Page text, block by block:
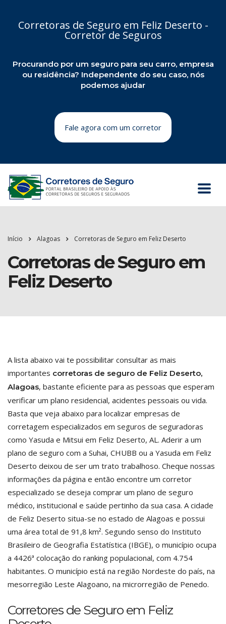
Corretoras de Seguro em Feliz Deserto -
Corretor de Seguros
Procurando por um seguro para seu carro, empresa
ou residência? Independente do seu caso, nós
podemos ajudar
Fale agora com um corretor
Início Alagoas Corretoras de Seguro em Feliz Deserto
Corretoras de Seguro em
Feliz Deserto
A lista abaixo vai te possibilitar consultar as mais
importantes corretoras de seguro de Feliz Deserto,
Alagoas, bastante eficiente para as pessoas que esperam
verificar um plano residencial, acidentes pessoais ou vida.
Basta que veja abaixo para localizar empresas de
corretagem especializados em seguros de seguradoras
como Yasuda e Mitsui em Feliz Deserto, AL. Aderir a um
plano de seguro com a Suhai, CHUBB ou a Yasuda em Feliz
Deserto deixou de ser um trato trabalhoso. Cheque nossas
informações da página e então encontre um corretor
especializado se deseja comprar um plano de seguro
médico, institucional e saúde pertinho da sua casa. A cidade
de Feliz Deserto situa-se no estado de Alagoas e possui
uma área total de 91,8 km². Segundo senso do Instituto
Brasileiro de Geografia Estatística (IBGE), o município ocupa
a 4426ª colocação do ranking populacional, com 4.754
habitantes. O município está na região Nordeste do país, na
mesorregião Leste Alagoano, na microrregião de Penedo.
Corretores de Seguro em Feliz